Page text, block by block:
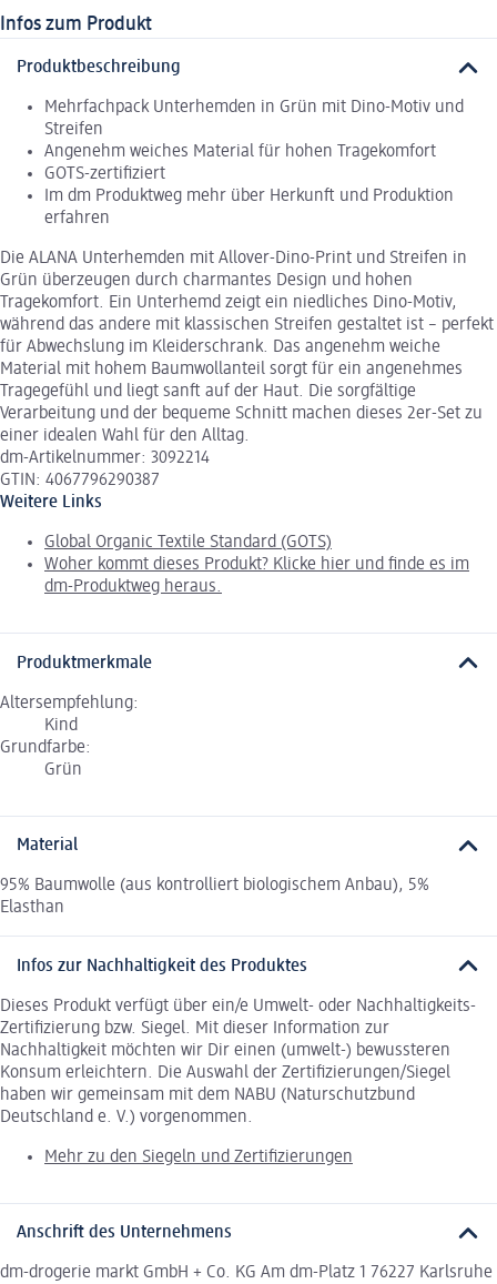
Infos zum Produkt
Produktbeschreibung
Mehrfachpack Unterhemden in Grün mit Dino-Motiv und
Streifen
Angenehm weiches Material für hohen Tragekomfort
GOTS-zertifiziert
Im dm Produktweg mehr über Herkunft und Produktion
erfahren
Die ALANA Unterhemden mit Allover-Dino-Print und Streifen in
Grün überzeugen durch charmantes Design und hohen
Tragekomfort. Ein Unterhemd zeigt ein niedliches Dino-Motiv,
während das andere mit klassischen Streifen gestaltet ist – perfekt
für Abwechslung im Kleiderschrank. Das angenehm weiche
Material mit hohem Baumwollanteil sorgt für ein angenehmes
Tragegefühl und liegt sanft auf der Haut. Die sorgfältige
Verarbeitung und der bequeme Schnitt machen dieses 2er-Set zu
einer idealen Wahl für den Alltag.
dm-Artikelnummer: 3092214
GTIN: 4067796290387
Weitere Links
Global Organic Textile Standard (GOTS)
Woher kommt dieses Produkt? Klicke hier und finde es im
dm-Produktweg heraus.
Produktmerkmale
Altersempfehlung:
Kind
Grundfarbe:
Grün
Material
95% Baumwolle (aus kontrolliert biologischem Anbau), 5%
Elasthan
Infos zur Nachhaltigkeit des Produktes
Dieses Produkt verfügt über ein/e Umwelt- oder Nachhaltigkeits-
Zertifizierung bzw. Siegel. Mit dieser Information zur
Nachhaltigkeit möchten wir Dir einen (umwelt-) bewussteren
Konsum erleichtern. Die Auswahl der Zertifizierungen/Siegel
haben wir gemeinsam mit dem NABU (Naturschutzbund
Deutschland e. V.) vorgenommen.
Mehr zu den Siegeln und Zertifizierungen
Anschrift des Unternehmens
dm-drogerie markt GmbH + Co. KG Am dm-Platz 1 76227 Karlsruhe